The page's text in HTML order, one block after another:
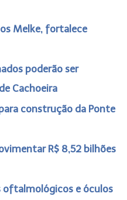
Melke, fortalece
poderão ser
Cachoeira
construção da Ponte
R$ 8,52 bilhões
oftalmológicos e óculos